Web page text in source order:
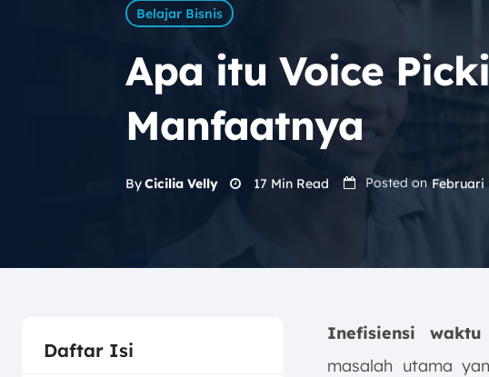
Belajar Bisnis
Apa itu Voice
Manfaatnya
ByCicilia Velly 17 Min Read Posted on Februari
Daftar Isi
Inefisiensi waktu
masalah utama